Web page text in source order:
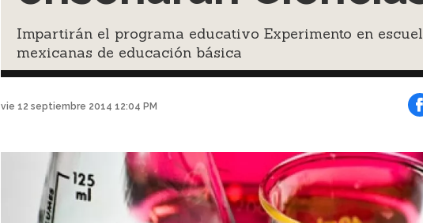
Impartirán el programa educativo Experimento en
mexicanas de educación básica
vie 12 septiembre 2014 12:04 PM